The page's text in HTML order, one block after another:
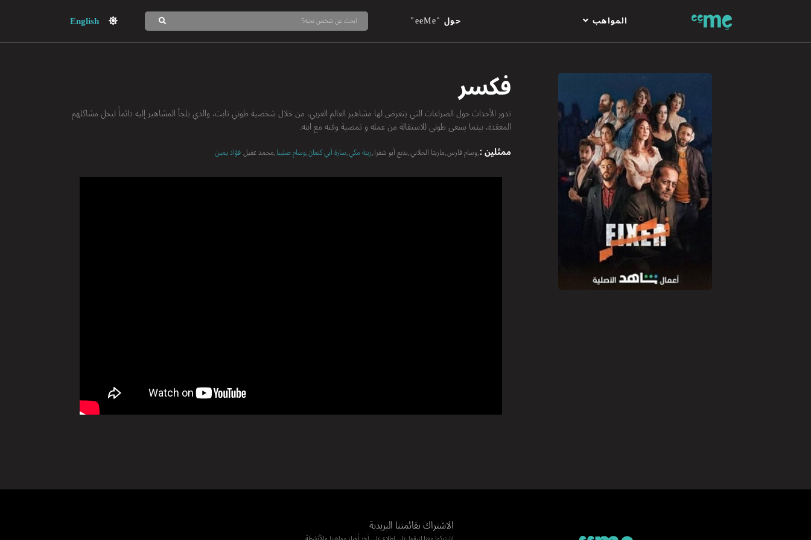
المواهب حول "eeMe" English
فكسر
تدور الأحداث حول الصراعات التي يتعرض لها مشاهير العالم العربي، من خلال شخصية طوني تابت، والذي يلجأ المشاهير إليه دائماً ليحل مشاكلهم
المعقدة، بينما يسعى طوني للاستقالة من عمله و تمضية وقته مع ابنه.
ممثلين :وسام فارسماريتا الحلانيبديع أبو شقرا زينة مكيسارة أبي كنعانوسام صليبا محمد عقيلفؤاد يمين
الاشتراك بقائمتنا البريدية